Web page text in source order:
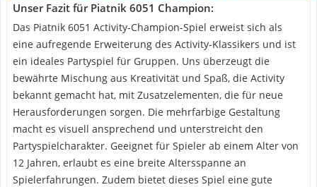
Unser Fazit für Piatnik 6051 Champion:
Das Piatnik 6051 Activity-Champion-Spiel erweist sich als
eine aufregende Erweiterung des Activity-Klassikers und ist
ein ideales Partyspiel für Gruppen. Uns überzeugt die
bewährte Mischung aus Kreativität und Spaß, die Activity
bekannt gemacht hat, mit Zusatzelementen, die für neue
Herausforderungen sorgen. Die mehrfarbige Gestaltung
macht es visuell ansprechend und unterstreicht den
Partyspielcharakter. Geeignet für Spieler ab einem Alter von
12 Jahren, erlaubt es eine breite Altersspanne an
Spielerfahrungen. Zudem bietet dieses Spiel eine gute